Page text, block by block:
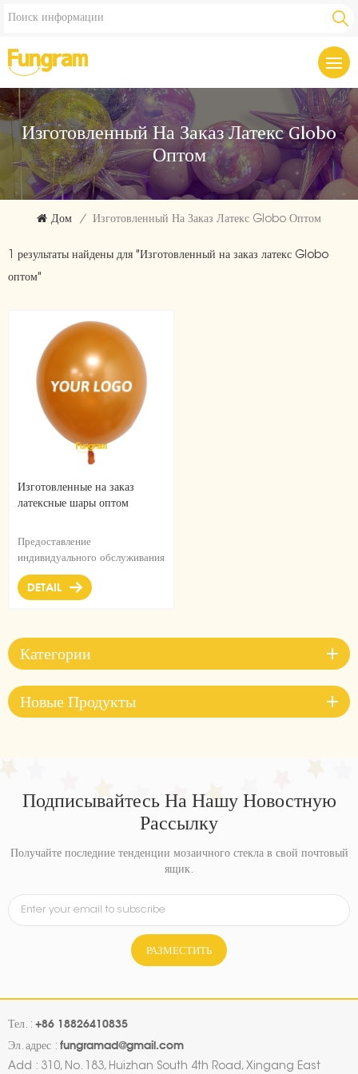
Изготовленный На Заказ Латекс Globo
Оптом
Дом / Изготовленный На Заказ Латекс Globo Оптом
1 результаты найдены для "Изготовленный на заказ латекс Globo
оптом"
Изготовленные на заказ
латексные шары оптом
Предоставление
индивидуального обслуживания
любой формы, любого цвета,
любого рисунка. Мы можем
бренда. Воплотить ваши идеи в
реальность легко.
DETAIL
Категории
Новые Продукты
Подписывайтесь На Нашу Новостную
Рассылку
Получайте последние тенденции мозаичного стекла в свой почтовый
ящик.
РАЗМЕСТИТЬ
Тел. : +86 18826410835
Эл. адрес : fungramad@gmail.com
Add : 310, No. 183, Huizhan South 4th Road, Xingang East